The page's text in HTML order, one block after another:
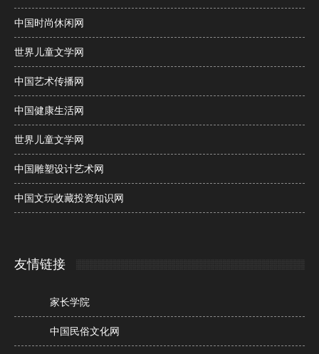
中国时尚休闲网
世界儿童文学网
中国艺术传播网
中国健康生活网
世界儿童文学网
中国雕塑设计艺术网
中国文玩收藏投资知识网
友情链接
家长学院
中国民俗文化网